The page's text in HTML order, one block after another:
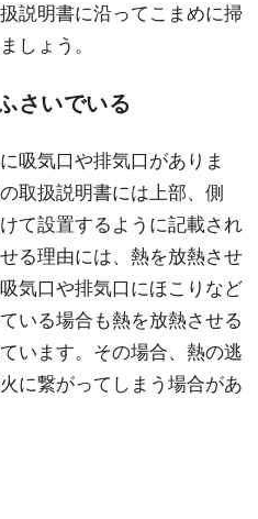
説明書に沿ってこまめに掃
しょう。
さいでいる
吸気口や排気口がありま
取扱説明書には上部、側
て設置するように記載され
る理由には、熱を放熱させ
気口や排気口にほこりなど
いる場合も熱を放熱させる
います。その場合、熱の逃
に繋がってしまう場合があ